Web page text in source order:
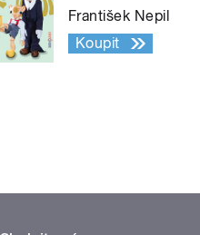
František Nepil
Koupit